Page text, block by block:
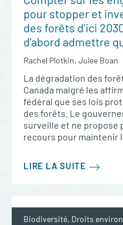
pour stopper et
des forêts d’ici
d’abord admettre
Rachel Plotkin, Julee Boan
La dégradation des
Canada malgré les
fédéral que ses lois
des forêts. Le
surveille et ne propose
recours pour maintenir
LIRE LA SUITE
Biodiversité, Droits